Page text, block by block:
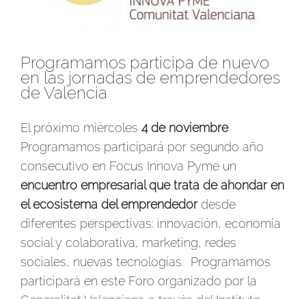
Programamos participa de nuevo
en las jornadas de emprendedores
de Valencia
El próximo miércoles 4 de noviembre
Programamos participará por segundo año
consecutivo en Focus Innova Pyme un
encuentro empresarial que trata de ahondar en
el ecosistema del emprendedordesde
diferentes perspectivas: innovación, economía
social y colaborativa, marketing, redes
sociales, nuevas tecnologías. Programamos
participará en este Foro organizado por la